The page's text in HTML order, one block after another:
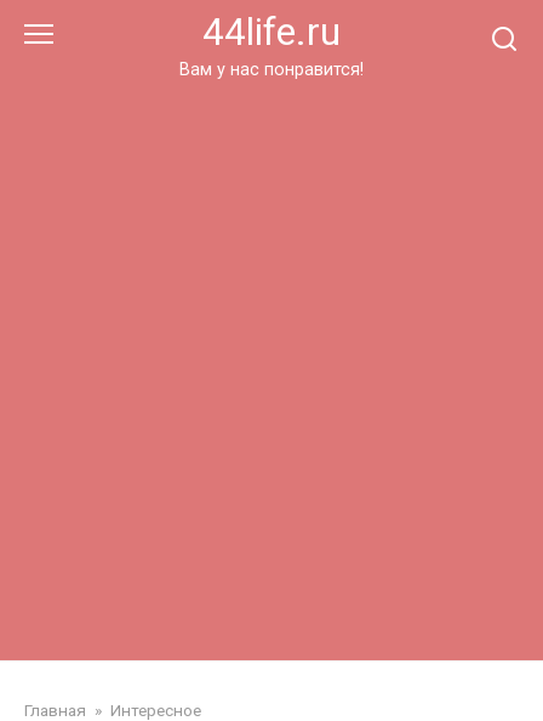
44life.ru
Вам у нас понравится!
Главная » Интересное